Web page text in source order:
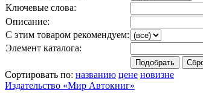
Ключевые слова:
Описание:
С этим товаром рекомендуем:
Элемент каталога:
Сортировать по: названию цене новизне
Издательство «Мир Автокниг»